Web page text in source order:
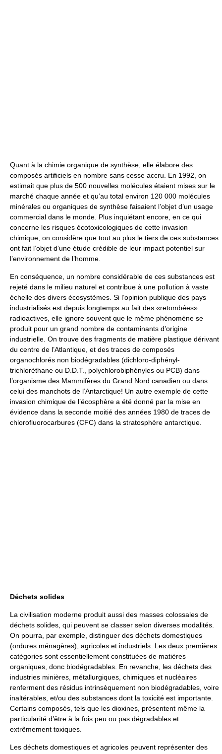
Quant à la chimie organique de synthèse, elle élabore des
composés artificiels en nombre sans cesse accru. En 1992, on
estimait que plus de 500 nouvelles molécules étaient mises sur le
marché chaque année et qu’au total environ 120 000 molécules
minérales ou organiques de synthèse faisaient l’objet d’un usage
commercial dans le monde. Plus inquiétant encore, en ce qui
concerne les risques écotoxicologiques de cette invasion
chimique, on considère que tout au plus le tiers de ces substances
ont fait l’objet d’une étude crédible de leur impact potentiel sur
l’environnement de l’homme.
En conséquence, un nombre considérable de ces substances est
rejeté dans le milieu naturel et contribue à une pollution à vaste
échelle des divers écosystèmes. Si l’opinion publique des pays
industrialisés est depuis longtemps au fait des «retombées»
radioactives, elle ignore souvent que le même phénomène se
produit pour un grand nombre de contaminants d’origine
industrielle. On trouve des fragments de matière plastique dérivant
du centre de l’Atlantique, et des traces de composés
organochlorés non biodégradables (dichloro-diphényl-
trichloréthane ou D.D.T., polychlorobiphényles ou PCB) dans
l’organisme des Mammifères du Grand Nord canadien ou dans
celui des manchots de l’Antarctique! Un autre exemple de cette
invasion chimique de l’écosphère a été donné par la mise en
évidence dans la seconde moitié des années 1980 de traces de
chlorofluorocarbures (CFC) dans la stratosphère antarctique.
Déchets solides
La civilisation moderne produit aussi des masses colossales de
déchets solides, qui peuvent se classer selon diverses modalités.
On pourra, par exemple, distinguer des déchets domestiques
(ordures ménagères), agricoles et industriels. Les deux premières
catégories sont essentiellement constituées de matières
organiques, donc biodégradables. En revanche, les déchets des
industries minières, métallurgiques, chimiques et nucléaires
renferment des résidus intrinsèquement non biodégradables, voire
inaltérables, et/ou des substances dont la toxicité est importante.
Certains composés, tels que les dioxines, présentent même la
particularité d’être à la fois peu ou pas dégradables et
extrêmement toxiques.
Les déchets domestiques et agricoles peuvent représenter des